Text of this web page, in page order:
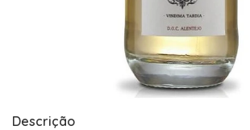
Descrição